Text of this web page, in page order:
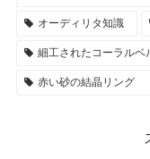
オーディリタ知識
細工されたコーラルベ
赤い砂の結晶リング